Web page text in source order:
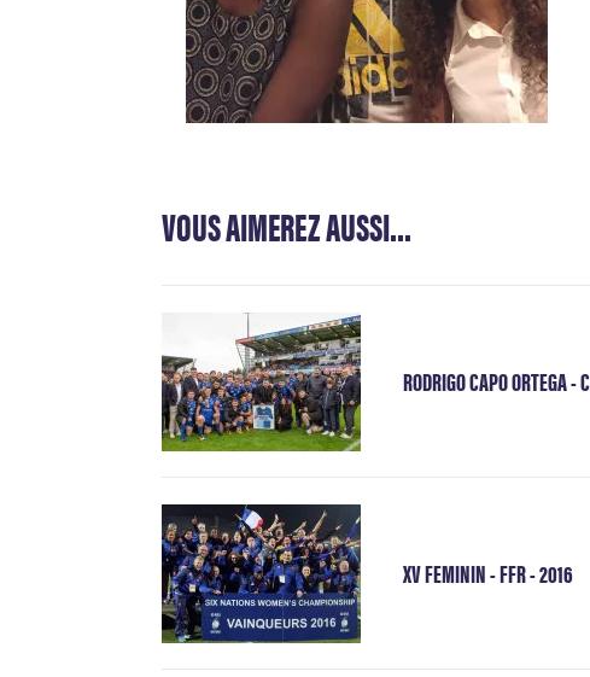
VOUS AIMEREZ AUSSI...
RODRIGO CAPO ORTEGA
XV FEMININ - FFR - 2016